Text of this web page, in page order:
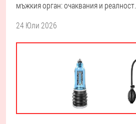
мъжкия орган: очаквания и реалност.
24 Юли 2026